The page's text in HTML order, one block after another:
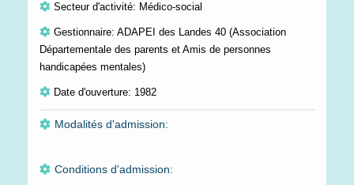
Secteur d'activité: Médico-social
Gestionnaire: ADAPEI des Landes 40 (Association
Départementale des parents et Amis de personnes
handicapées mentales)
Date d'ouverture: 1982
Modalités d'admission:
Conditions d'admission: